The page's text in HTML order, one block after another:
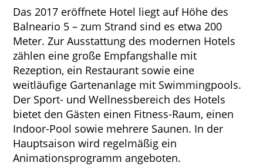
Das 2017 eröffnete Hotel liegt auf Höhe des
Balneario 5 – zum Strand sind es etwa 200
Meter. Zur Ausstattung des modernen Hotels
zählen eine große Empfangshalle mit
Rezeption, ein Restaurant sowie eine
weitläufige Gartenanlage mit Swimmingpools.
Der Sport- und Wellnessbereich des Hotels
bietet den Gästen einen Fitness-Raum, einen
Indoor-Pool sowie mehrere Saunen. In der
Hauptsaison wird regelmäßig ein
Animationsprogramm angeboten.